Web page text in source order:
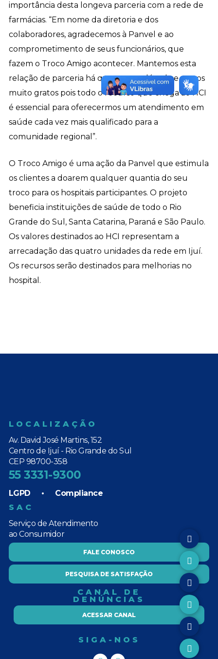
importância desta longeva parceria com a rede de
farmácias. “Em nome da diretoria e dos
colaboradores, agradecemos à Panvel e ao
comprometimento de seus funcionários, que
fazem o Troco Amigo acontecer. Mantemos esta
relação de parceria há quase uma década e somos
muito gratos pois todo o recurso que chega ao HCI
é essencial para oferecermos um atendimento em
saúde cada vez mais qualificado para a
comunidade regional”.
O Troco Amigo é uma ação da Panvel que estimula
os clientes a doarem qualquer quantia do seu
troco para os hospitais participantes. O projeto
beneficia instituições de saúde de todo o Rio
Grande do Sul, Santa Catarina, Paraná e São Paulo.
Os valores destinados ao HCI representam a
arrecadação das quatro unidades da rede em Ijuí.
Os recursos serão destinados para melhorias no
hospital.
LOCALIZAÇÃO
Av. David José Martins, 152
Centro de Ijuí - Rio Grande do Sul
CEP 98700-358
55 3331-9300
LGPD • Compliance
SAC
Serviço de Atendimento
ao Consumidor
FALE CONOSCO
PESQUISA DE SATISFAÇÃO
CANAL DE
DENÚNCIAS
ACESSAR CANAL
SIGA-NOS